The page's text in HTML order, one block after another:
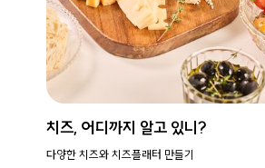
치즈, 어디까지 알고 있니?
다양한 치즈와 치즈플래터 만들기